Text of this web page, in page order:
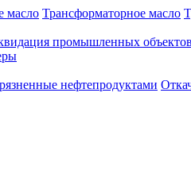
масло Трансформаторное масло
промышленных объектов
нефтепродуктами